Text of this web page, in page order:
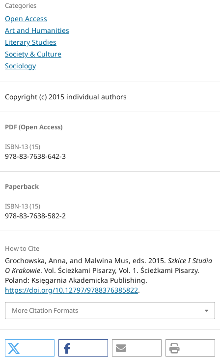
Categories
Open Access
Art and Humanities
Literary Studies
Society & Culture
Sociology
Copyright (c) 2015 individual authors
PDF (Open Access)
ISBN-13 (15)
978-83-7638-642-3
Paperback
ISBN-13 (15)
978-83-7638-582-2
How to Cite
Grochowska, Anna, and Malwina Mus, eds. 2015. Szkice I Studia
O Krakowie. Vol. Ścieżkami Pisarzy, Vol. 1. Ścieżkami Pisarzy.
Poland: Księgarnia Akademicka Publishing.
https://doi.org/10.12797/9788376385822.
More Citation Formats